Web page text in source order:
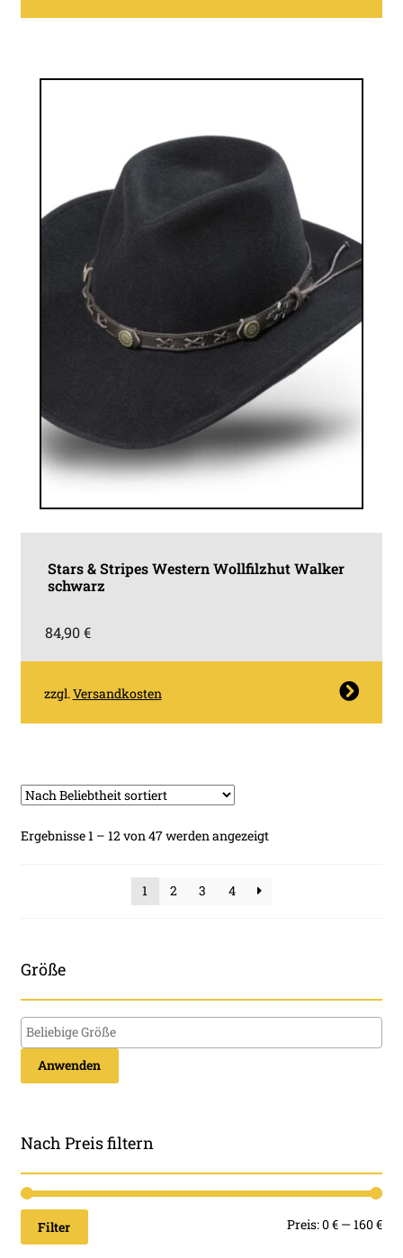
Stars & Stripes Western Wollfilzhut Walker
schwarz
84,90€
zzgl.VersandkostenDieses
Varianten
auf.
auf
Ergebnisse 1 – 12 von 47 werden angezeigtNach
1
2 3 4
Größe
Anwenden
Nach Preis filtern
Filter Preis:0 € —160 €